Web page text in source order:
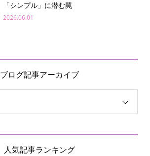
「シンプル」に潜む罠
2026.06.01
ブログ記事アーカイブ
人気記事ランキング